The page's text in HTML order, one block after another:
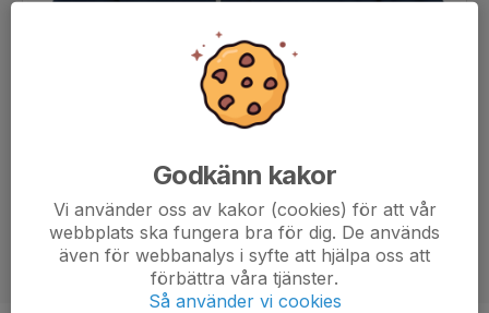
Godkänn kakor
Vi använder oss av kakor (cookies) för att vår
webbplats ska fungera bra för dig. De används
även för webbanalys i syfte att hjälpa oss att
förbättra våra tjänster.
Så använder vi cookies